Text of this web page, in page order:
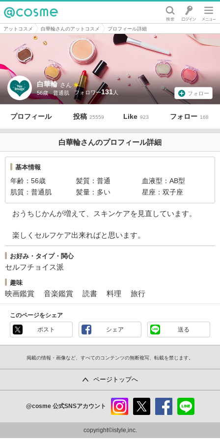
@cosme
アットコスメ 白華輪さんのアットコスメ プロフィール詳細
白華輪 さん
56歳 普通肌 131 フォロー
プロフィール 投稿 25559 Like 923 フォロー 168
白華輪さんのプロフィール詳細
基本情報
年齢 56歳 髪質 普通 血液型
AB型
肌質
普通肌 髪量 多い 星座 双子座
おうちじかんが増えて、スキンケアを見直しています。
楽しくセルフケア出来ればと思います。
お好み・タイプ・関心
セルフチョイス派
趣味
映画鑑賞 音楽鑑賞 読書 料理 旅行
このページをシェア
ポスト シェア 送る
掲載の情報・画像など、すべてのコンテンツの無断複写、転載を禁じます。
ページトップへ
@cosme 公式SNSアカウント
ram
copyright©istyle,inc.